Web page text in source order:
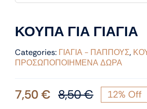
ΚΟΥΠΑ ΓΙΑ ΓΙΑΓΙΑ
Categories: ΓΙΑΓΙΑ - ΠΑΠΠΟΥΣ,
ΠΡΟΣΩΠΟΠΟΙΗΜΕΝΑ ΔΩΡΑ
8,50€Original
7,50€
Η
12% Off